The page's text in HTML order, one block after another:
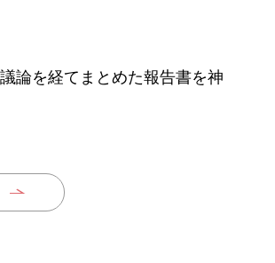
論を経てまとめた報告書を神